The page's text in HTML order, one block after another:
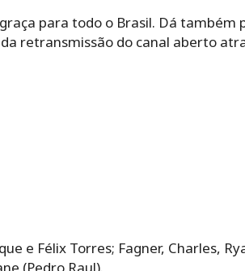
para todo o Brasil. Dá também
retransmissão do canal aberto
e Félix Torres; Fagner, Charles,